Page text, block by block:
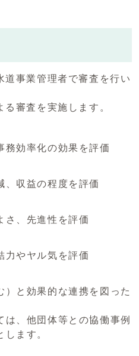
道事業管理者で審査を行い
審査を実施します。
効率化の効果を評価
収益の程度を評価
、先進性を評価
やヤル気を評価
と効果的な連携を図った
は、他団体等との協働事例
ます。